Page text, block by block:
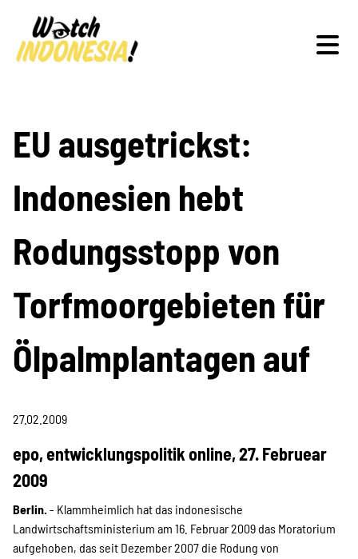
Schwerpunkte
Veranstaltungen
Publikationen
Projekte
Kampagne
Stellenangebote
EU ausgetrickst:
Indonesien hebt
Rodungsstopp von
Torfmoorgebieten für
Ölpalmplantagen auf
27.02.2009
epo, entwicklungspolitik online, 27. Februear
2009
Berlin. - Klammheimlich hat das indonesische
Landwirtschaftsministerium am 16. Februar 2009 das Moratorium
aufgehoben, das seit Dezember 2007 die Rodung von